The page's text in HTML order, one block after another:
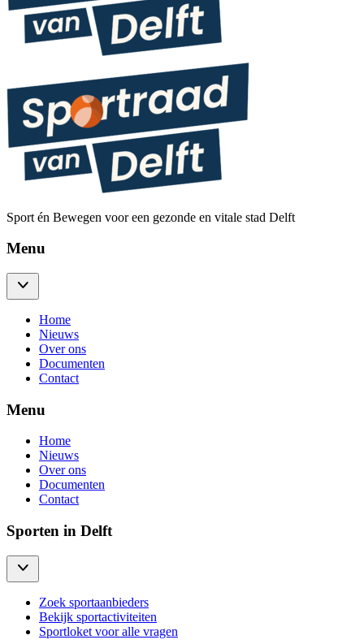
Sport én Bewegen voor een gezonde en vitale stad Delft
Menu
Home
Nieuws
Over ons
Documenten
Contact
Menu
Home
Nieuws
Over ons
Documenten
Contact
Sporten in Delft
Zoek sportaanbieders
Bekijk sportactiviteiten
Sportloket voor alle vragen